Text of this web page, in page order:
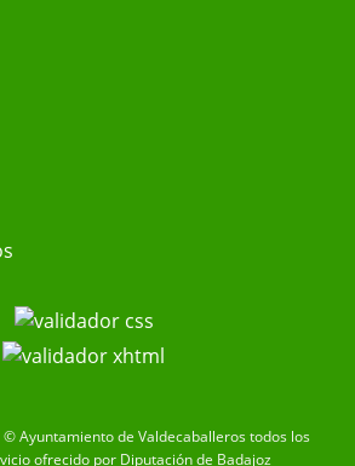
© Ayuntamiento de Valdecaballeros todos los
ofrecido por Diputación de Badajoz